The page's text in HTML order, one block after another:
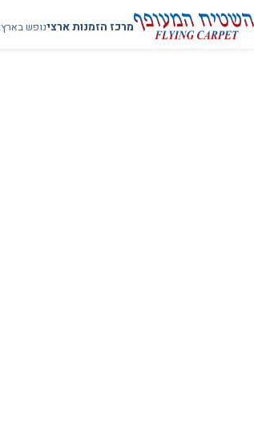
מרכז הזמנות ארצינופש בארץ